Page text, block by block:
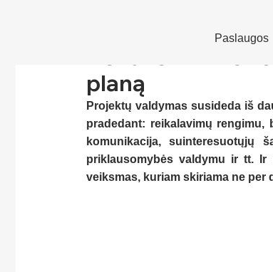
Paslaugos
planą
Projektų valdymas susideda iš
pradedant: reikalavimų
komunikacija, suinteresuotųjų
priklausomybės valdymu ir tt. Ir
veiksmas, kuriam skiriama ne per